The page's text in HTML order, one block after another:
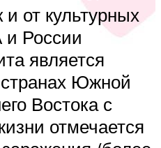
от культурных
России
является
Южной
Востока с
отмечается